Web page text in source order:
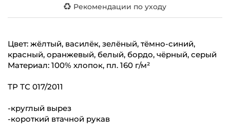
Рекомендации по уходу
Цвет: жёлтый, василёк, зелёный, тёмно-синий,
красный, оранжевый, белый, бордо, чёрный, серый
Материал: 100% хлопок, пл. 160 г/м²
ТР ТС 017/2011
-круглый вырез
-короткий втачной рукав